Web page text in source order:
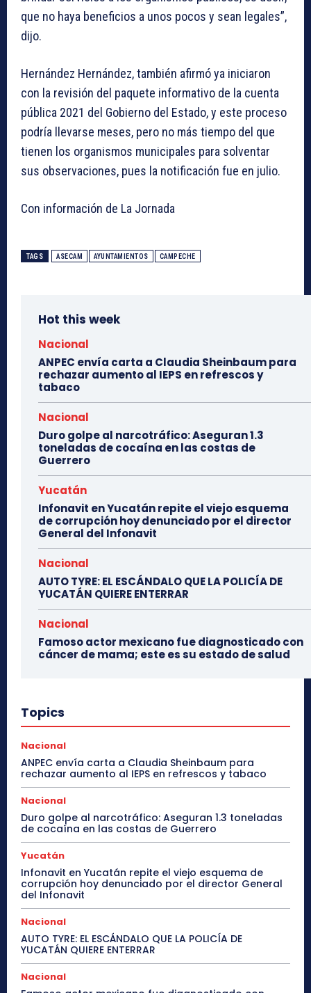
que no haya beneficios a unos pocos y sean legales”,
dijo.
Hernández Hernández, también afirmó ya iniciaron
con la revisión del paquete informativo de la cuenta
pública 2021 del Gobierno del Estado, y este proceso
podría llevarse meses, pero no más tiempo del que
tienen los organismos municipales para solventar
sus observaciones, pues la notificación fue en julio.
Con información de La Jornada
TAGS ASECAM AYUNTAMIENTOS CAMPECHE
Hot this week
Nacional
ANPEC envía carta a Claudia Sheinbaum para
rechazar aumento al IEPS en refrescos y
tabaco
Nacional
Duro golpe al narcotráfico: Aseguran 1.3
toneladas de cocaína en las costas de
Guerrero
Yucatán
Infonavit en Yucatán repite el viejo esquema
de corrupción hoy denunciado por el director
General del Infonavit
Nacional
AUTO TYRE: EL ESCÁNDALO QUE LA POLICÍA DE
YUCATÁN QUIERE ENTERRAR
Nacional
Famoso actor mexicano fue diagnosticado con
cáncer de mama; este es su estado de salud
Topics
Nacional
ANPEC envía carta a Claudia Sheinbaum para
rechazar aumento al IEPS en refrescos y tabaco
Nacional
Duro golpe al narcotráfico: Aseguran 1.3 toneladas
de cocaína en las costas de Guerrero
Yucatán
Infonavit en Yucatán repite el viejo esquema de
corrupción hoy denunciado por el director General
del Infonavit
Nacional
AUTO TYRE: EL ESCÁNDALO QUE LA POLICÍA DE
YUCATÁN QUIERE ENTERRAR
Nacional